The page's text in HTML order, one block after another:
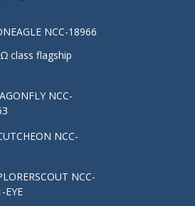
Ω class flagship